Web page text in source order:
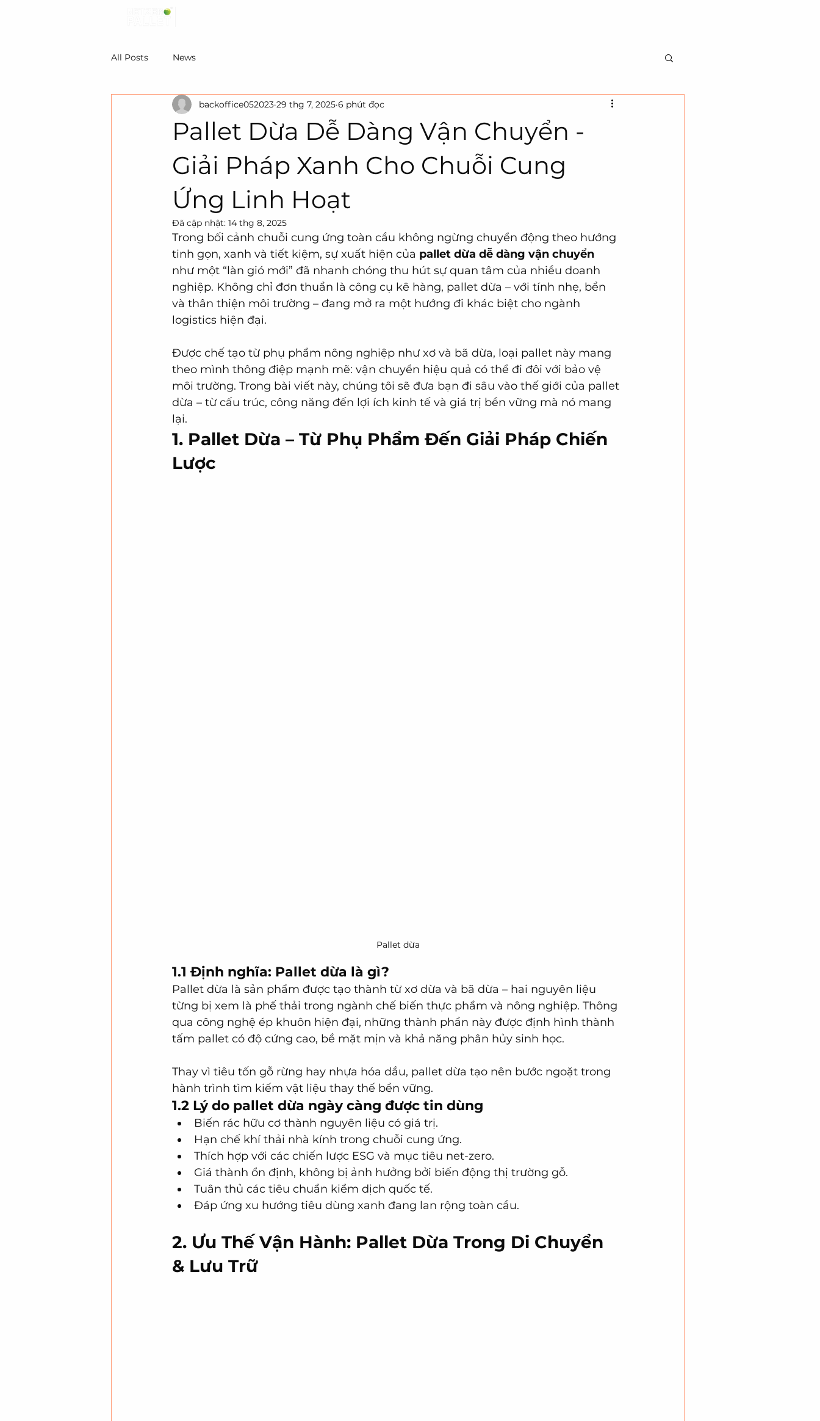
All Posts News
Pallet Dừa Dễ Dàng Vận Chuyển -
Giải Pháp Xanh Cho Chuỗi Cung
Ứng Linh Hoạt
backoffice052023 29 thg 7, 2025 6 phút đọc
Đã cập nhật: 14 thg 8, 2025
Trong bối cảnh chuỗi cung ứng toàn cầu không ngừng chuyển động theo hướng
tinh gọn, xanh và tiết kiệm, sự xuất hiện của pallet dừa dễ dàng vận chuyển
như một “làn gió mới” đã nhanh chóng thu hút sự quan tâm của nhiều doanh
nghiệp. Không chỉ đơn thuần là công cụ kê hàng, pallet dừa – với tính nhẹ, bền
và thân thiện môi trường – đang mở ra một hướng đi khác biệt cho ngành
logistics hiện đại.
Được chế tạo từ phụ phẩm nông nghiệp như xơ và bã dừa, loại pallet này mang
theo mình thông điệp mạnh mẽ: vận chuyển hiệu quả có thể đi đôi với bảo vệ
môi trường. Trong bài viết này, chúng tôi sẽ đưa bạn đi sâu vào thế giới của pallet
dừa – từ cấu trúc, công năng đến lợi ích kinh tế và giá trị bền vững mà nó mang
lại.
1. Pallet Dừa – Từ Phụ Phẩm Đến Giải Pháp Chiến
Lược
Pallet dừa
1.1 Định nghĩa: Pallet dừa là gì?
Pallet dừa là sản phẩm được tạo thành từ xơ dừa và bã dừa – hai nguyên liệu
từng bị xem là phế thải trong ngành chế biến thực phẩm và nông nghiệp. Thông
qua công nghệ ép khuôn hiện đại, những thành phần này được định hình thành
tấm pallet có độ cứng cao, bề mặt mịn và khả năng phân hủy sinh học.
Thay vì tiêu tốn gỗ rừng hay nhựa hóa dầu, pallet dừa tạo nên bước ngoặt trong
hành trình tìm kiếm vật liệu thay thế bền vững.
1.2 Lý do pallet dừa ngày càng được tin dùng
Biến rác hữu cơ thành nguyên liệu có giá trị.
Hạn chế khí thải nhà kính trong chuỗi cung ứng.
Thích hợp với các chiến lược ESG và mục tiêu net-zero.
Giá thành ổn định, không bị ảnh hưởng bởi biến động thị trường gỗ.
Tuân thủ các tiêu chuẩn kiểm dịch quốc tế.
Đáp ứng xu hướng tiêu dùng xanh đang lan rộng toàn cầu.
2. Ưu Thế Vận Hành: Pallet Dừa Trong Di Chuyển
& Lưu Trữ